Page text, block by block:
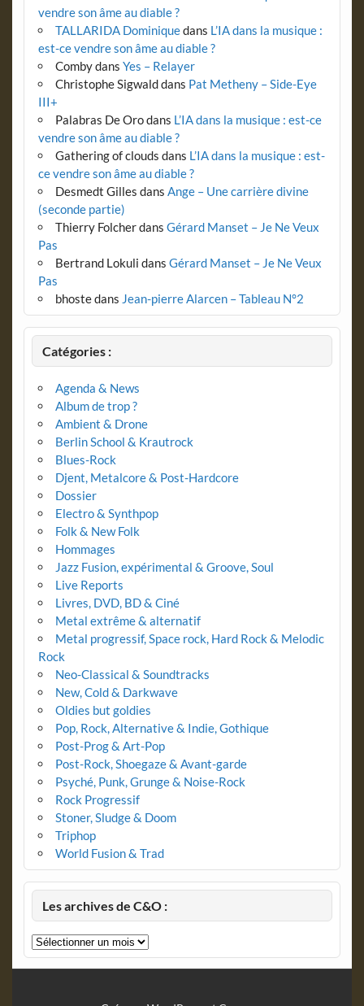
vendre son âme au diable ?
TALLARIDA Dominiquedans L’IA dans la musique :
est-ce vendre son âme au diable ?
Combydans Yes – Relayer
Christophe Sigwalddans Pat Metheny – Side-Eye
III+
Palabras De Orodans L’IA dans la musique : est-ce
vendre son âme au diable ?
Gathering of clouds dans L’IA dans la musique : est-
ce vendre son âme au diable ?
Desmedt Gilles dans Ange – Une carrière divine
(seconde partie)
Thierry Folcherdans Gérard Manset – Je Ne Veux
Pas
Bertrand Lokuli dans Gérard Manset – Je Ne Veux
Pas
bhostedans Jean-pierre Alarcen – Tableau N°2
Catégories :
Agenda & News
Album de trop ?
Ambient & Drone
Berlin School & Krautrock
Blues-Rock
Djent, Metalcore & Post-Hardcore
Dossier
Electro & Synthpop
Folk & New Folk
Hommages
Jazz Fusion, expérimental & Groove, Soul
Live Reports
Livres, DVD, BD & Ciné
Metal extrême & alternatif
Metal progressif, Space rock, Hard Rock & Melodic
Rock
Neo-Classical & Soundtracks
New, Cold & Darkwave
Oldies but goldies
Pop, Rock, Alternative & Indie, Gothique
Post-Prog & Art-Pop
Post-Rock, Shoegaze & Avant-garde
Psyché, Punk, Grunge & Noise-Rock
Rock Progressif
Stoner, Sludge & Doom
Triphop
World Fusion & Trad
Les archives de C&O :
Les
archives